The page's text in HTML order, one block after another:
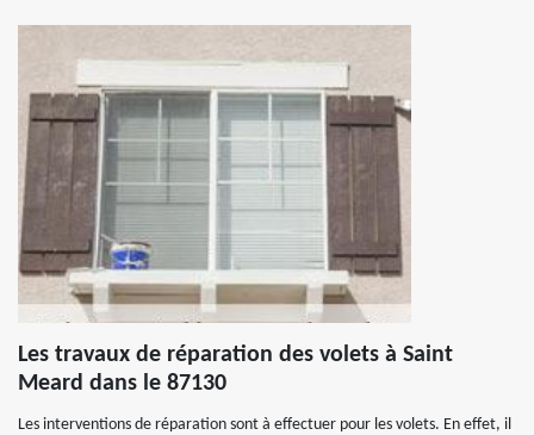
Les travaux de réparation des volets à Saint
Meard dans le 87130
Les interventions de réparation sont à effectuer pour les volets. En effet, il